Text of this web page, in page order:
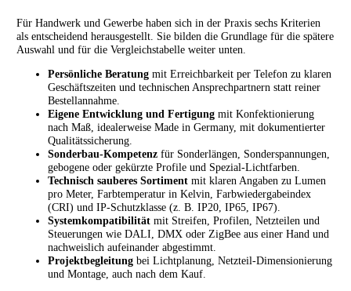
Für Handwerk und Gewerbe haben sich in der Praxis sechs Kriterien
als entscheidend herausgestellt. Sie bilden die Grundlage für die spätere
Auswahl und für die Vergleichstabelle weiter unten.
Persönliche Beratungmit Erreichbarkeit per Telefon zu klaren
Geschäftszeiten und technischen Ansprechpartnern statt reiner
Bestellannahme.
Eigene Entwicklung und Fertigungmit Konfektionierung
nach Maß, idealerweise Made in Germany, mit dokumentierter
Qualitätssicherung.
Sonderbau-Kompetenzfür Sonderlängen, Sonderspannungen,
gebogene oder gekürzte Profile und Spezial-Lichtfarben.
Technisch sauberes Sortimentmit klaren Angaben zu Lumen
pro Meter, Farbtemperatur in Kelvin, Farbwiedergabeindex
(CRI) und IP-Schutzklasse (z. B. IP20, IP65, IP67).
Systemkompatibilitätmit Streifen, Profilen, Netzteilen und
Steuerungen wie DALI, DMX oder ZigBee aus einer Hand und
nachweislich aufeinander abgestimmt.
Projektbegleitungbei Lichtplanung, Netzteil-Dimensionierung
und Montage, auch nach dem Kauf.